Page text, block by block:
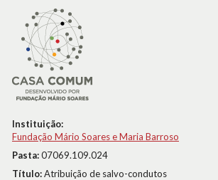
Instituição:
Fundação Mário Soares e Maria Barroso
Pasta:07069.109.024
Título:Atribuição de salvo-condutos